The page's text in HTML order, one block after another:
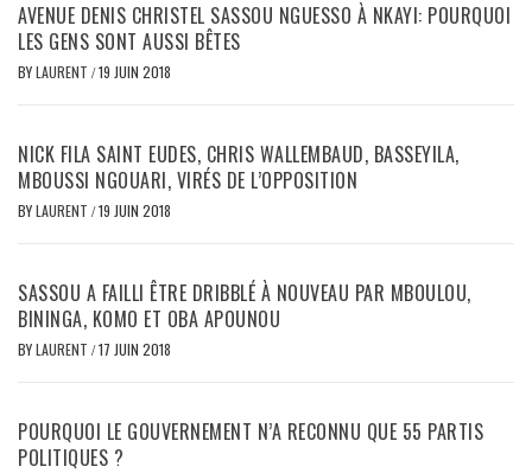
AVENUE DENIS CHRISTEL SASSOU NGUESSO À NKAYI: POURQUOI
LES GENS SONT AUSSI BÊTES
BYLAURENT /19 JUIN 2018
NICK FILA SAINT EUDES, CHRIS WALLEMBAUD, BASSEYILA,
MBOUSSI NGOUARI, VIRÉS DE L’OPPOSITION
BYLAURENT /19 JUIN 2018
SASSOU A FAILLI ÊTRE DRIBBLÉ À NOUVEAU PAR MBOULOU,
BININGA, KOMO ET OBA APOUNOU
BYLAURENT /17 JUIN 2018
POURQUOI LE GOUVERNEMENT N’A RECONNU QUE 55 PARTIS
POLITIQUES ?